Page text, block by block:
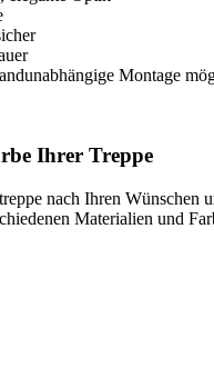
Montage
Ihrer Treppe
nach Ihren Wünschen
Materialien und